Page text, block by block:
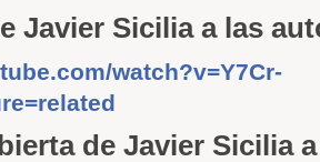
Javier Sicilia a las
watch?v=Y7Cr-
de Javier Sicilia